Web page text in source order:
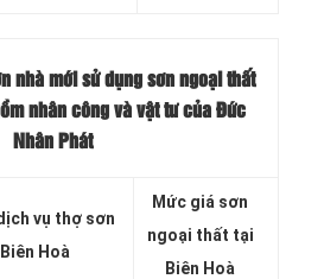
nhà mới sử dụng sơn ngoại thất
nhân công và vật tư của Đức
Nhân Phát
vụ thợ sơn
Hoà
Mức giá sơn
ngoại thất tại
Biên Hoà